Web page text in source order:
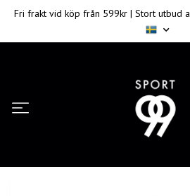
Fri frakt vid köp från 599kr | Stort utbud